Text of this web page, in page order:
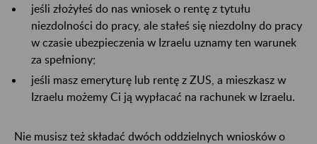
jeśli złożyłeś do nas wniosek o rentę z tytułu
niezdolności do pracy, ale stałeś się niezdolny do pracy
w czasie ubezpieczenia w Izraelu uznamy ten warunek
za spełniony;
jeśli masz emeryturę lub rentę z ZUS, a mieszkasz w
Izraelu możemy Ci ją wypłacać na rachunek w Izraelu.
Nie musisz też składać dwóch oddzielnych wniosków o